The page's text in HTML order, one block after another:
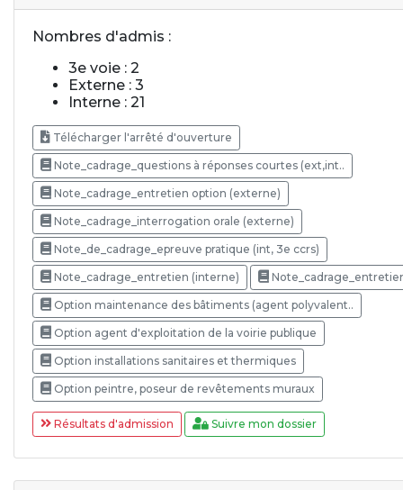
Nombres d'admis :
3e voie : 2
Externe : 3
Interne : 21
Télécharger l'arrêté d'ouverture
Note_cadrage_questions à réponses courtes (ext,int..
Note_cadrage_entretien option (externe)
Note_cadrage_interrogation orale (externe)
Note_de_cadrage_epreuve pratique (int, 3e ccrs)
Note_cadrage_entretien (interne)
Option maintenance des bâtiments (agent polyvalent..
Option agent d'exploitation de la voirie publique
Option installations sanitaires et thermiques
Option peintre, poseur de revêtements muraux
Résultats d'admission Suivre mon dossier